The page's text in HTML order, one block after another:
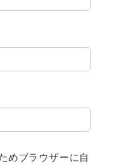
めブラウザーに自